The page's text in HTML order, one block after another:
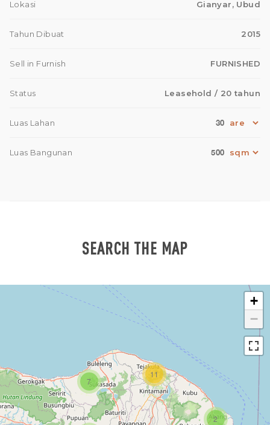
Lokasi Gianyar, Ubud
Tahun Dibuat 2015
Sell in Furnish FURNISHED
Status Leasehold / 20 tahun
Luas Lahan 30
Luas Bangunan 500
SEARCH THE MAP
7
11
2
+
−